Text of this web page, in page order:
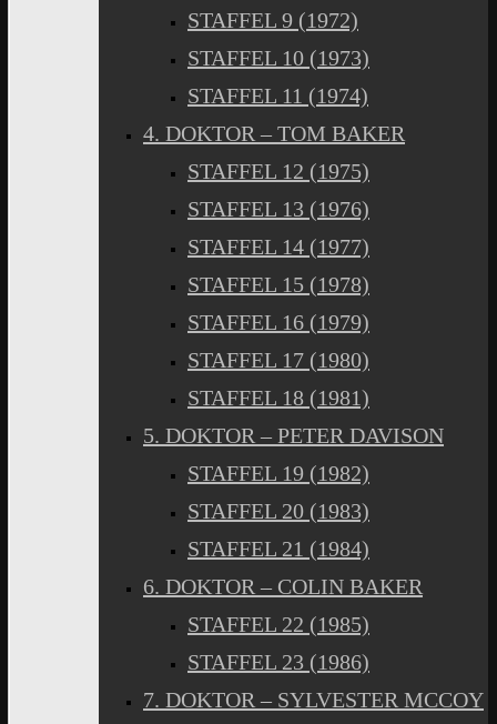
STAFFEL 9 (1972)
STAFFEL 10 (1973)
STAFFEL 11 (1974)
4. DOKTOR – TOM BAKER
STAFFEL 12 (1975)
STAFFEL 13 (1976)
STAFFEL 14 (1977)
STAFFEL 15 (1978)
STAFFEL 16 (1979)
STAFFEL 17 (1980)
STAFFEL 18 (1981)
5. DOKTOR – PETER DAVISON
STAFFEL 19 (1982)
STAFFEL 20 (1983)
STAFFEL 21 (1984)
6. DOKTOR – COLIN BAKER
STAFFEL 22 (1985)
STAFFEL 23 (1986)
7. DOKTOR – SYLVESTER MCCOY